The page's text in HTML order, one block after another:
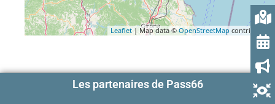
Leaflet| Map data ©OpenStreetMap contributors
Les partenaires de Pass66